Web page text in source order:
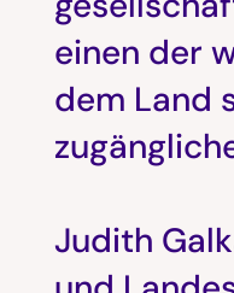
einen der
dem Land
Judith